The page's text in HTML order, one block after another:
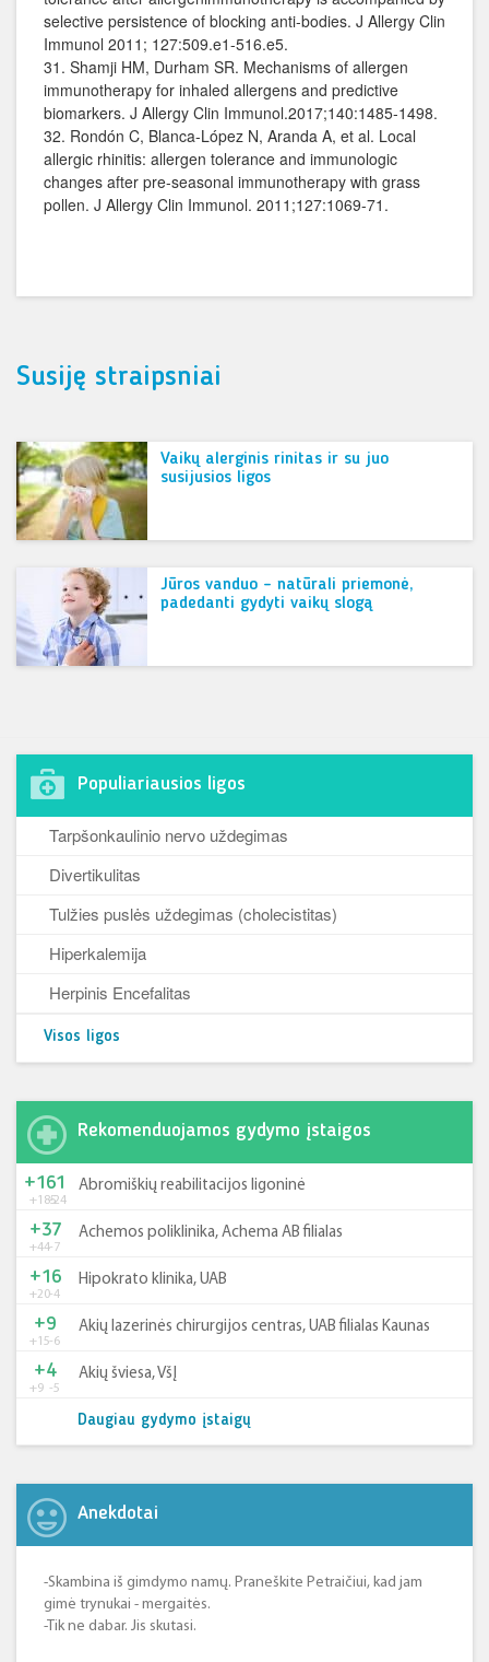
selective persistence of blocking anti-bodies. J Allergy Clin
Immunol 2011; 127:509.e1-516.e5.
31. Shamji HM, Durham SR. Mechanisms of allergen
immunotherapy for inhaled allergens and predictive
biomarkers. J Allergy Clin Immunol.2017;140:1485‐1498.
32. Rondón C, Blanca-López N, Aranda A, et al. Local
allergic rhinitis: allergen tolerance and immunologic
changes after pre-seasonal immunotherapy with grass
pollen. J Allergy Clin Immunol. 2011;127:1069-71.
Susiję straipsniai
Vaikų alerginis rinitas ir su juo
susijusios ligos
Jūros vanduo – natūrali priemonė,
padedanti gydyti vaikų slogą
Populiariausios ligos
Tarpšonkaulinio nervo uždegimas
Divertikulitas
Tulžies puslės uždegimas (cholecistitas)
Hiperkalemija
Herpinis Encefalitas
Visos ligos
Rekomenduojamos gydymo įstaigos
+185-24
+161 Abromiškių reabilitacijos ligoninė
+44-7
+37 Achemos poliklinika, Achema AB filialas
+20-4
+16 Hipokrato klinika, UAB
+15-6
+9 Akių lazerinės chirurgijos centras, UAB filialas Kaunas
+9 -5
+4 Akių šviesa, VšĮ
Daugiau gydymo įstaigų
Anekdotai
-Skambina iš gimdymo namų. Praneškite Petraičiui, kad jam
gimė trynukai - mergaitės.
-Tik ne dabar. Jis skutasi.